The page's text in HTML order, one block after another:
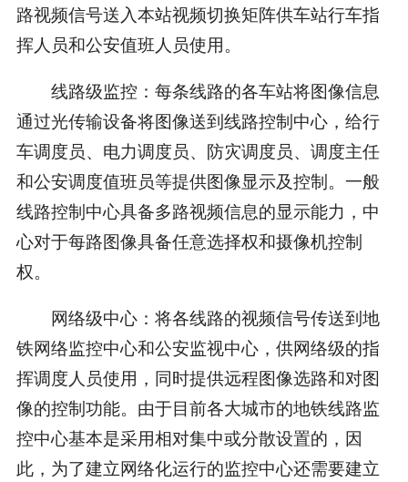
路视频信号送入本站视频切换矩阵供车站行车指
挥人员和公安值班人员使用。
线路级监控：每条线路的各车站将图像信息
通过光传输设备将图像送到线路控制中心，给行
车调度员、电力调度员、防灾调度员、调度主任
和公安调度值班员等提供图像显示及控制。一般
线路控制中心具备多路视频信息的显示能力，中
心对于每路图像具备任意选择权和摄像机控制
权。
网络级中心：将各线路的视频信号传送到地
铁网络监控中心和公安监视中心，供网络级的指
挥调度人员使用，同时提供远程图像选路和对图
像的控制功能。由于目前各大城市的地铁线路监
控中心基本是采用相对集中或分散设置的，因
此，为了建立网络化运行的监控中心还需要建立